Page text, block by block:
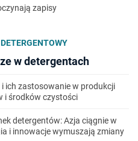
zapisy
w detergentach
ich zastosowanie w produkcji
i środków czystości
detergentów: Azja ciągnie w
i innowacje wymuszają zmiany